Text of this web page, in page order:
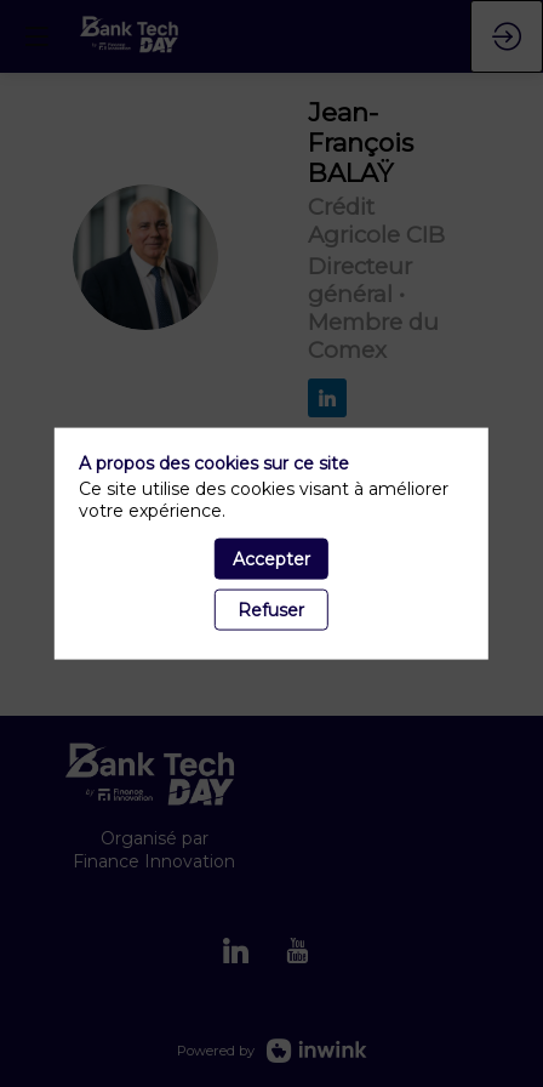
JB
Jean-
François
BALAŸ
Crédit
Agricole CIB
Directeur
général •
Membre du
Comex
Organisé par
Finance Innovation
Powered by
A propos des cookies sur ce site
Ce site utilise des cookies visant à améliorer
votre expérience.
Accepter
Refuser